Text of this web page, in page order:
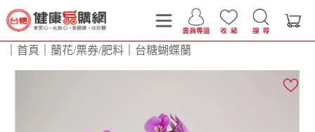
首頁 蘭花/票券/肥料 台糖蝴蝶蘭